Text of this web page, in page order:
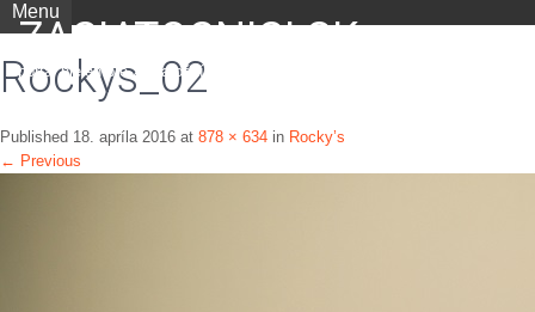
ZACIATOCNICI.SK
portál nielen pre začiatočníkov
Menu
Rockys_02
Published 18. apríla 2016 at 878 × 634 in Rocky’s
← Previous